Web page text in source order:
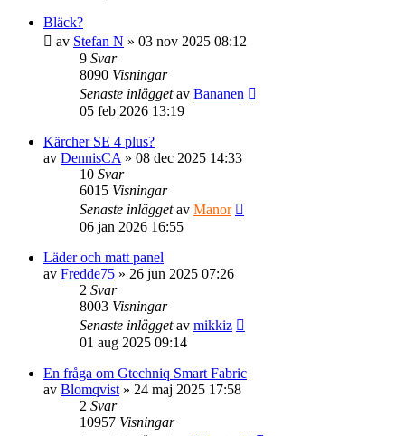
Bläck?
av Stefan N » 03 nov 2025 08:12
9 Svar
8090 Visningar
Senaste inläggetav Bananen
05 feb 2026 13:19
Kärcher SE 4 plus?
av DennisCA » 08 dec 2025 14:33
10 Svar
6015 Visningar
Senaste inläggetav Manor
06 jan 2026 16:55
Läder och matt panel
av Fredde75 » 26 jun 2025 07:26
2 Svar
8003 Visningar
Senaste inläggetav mikkiz
01 aug 2025 09:14
En fråga om Gtechniq Smart Fabric
av Blomqvist » 24 maj 2025 17:58
2 Svar
10957 Visningar